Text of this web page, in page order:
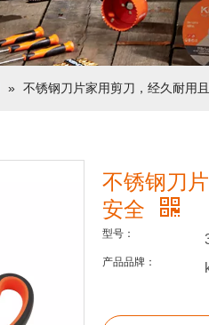
» 不锈钢刀片家用剪刀，经久耐用
不锈钢刀
安全
型号：
产品品牌：